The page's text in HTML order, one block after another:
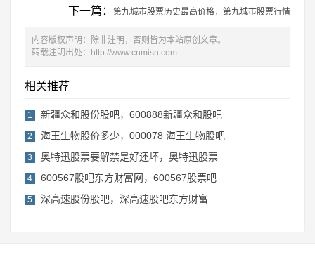
下一篇： 第九城市股票历史最高价格，第九城市股票行情
内容版权声明：除非注明，否则皆为本站原创文章。
转载注明出处：
http://www.cnmisn.com
相关推荐
1 新疆众和股份股吧，600888新疆众和股吧
2 海王生物股价多少，000078 海王生物股吧
3 奥特迅股票要解禁是好还坏，奥特迅股票
4 600567股吧东方财富网，600567股票吧
5 深高速股份股吧，深高速股吧东方财富